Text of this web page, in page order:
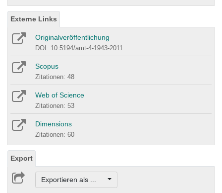
Externe Links
Originalveröffentlichung
DOI: 10.5194/amt-4-1943-2011
Scopus
Zitationen: 48
Web of Science
Zitationen: 53
Dimensions
Zitationen: 60
Export
Exportieren als ...